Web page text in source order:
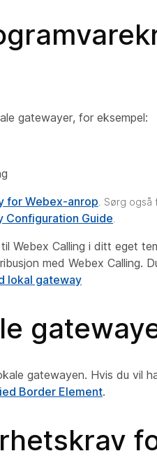
gatewayer, for eksempel:
for Webex-anrop . Sørg
Configuration Guide
Webex Calling i ditt eget
med Webex Calling.
lokal gateway
gatewayen. Hvis du vil
Border Element.